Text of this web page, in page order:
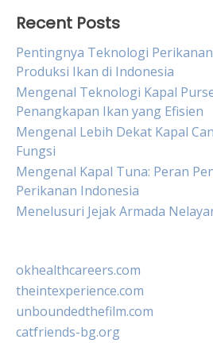
Recent Posts
Pentingnya Teknologi
Produksi Ikan di Indonesia
Mengenal Teknologi Kapal
Penangkapan Ikan yang Efisien
Mengenal Lebih Dekat Kapal
Fungsi
Mengenal Kapal Tuna: Peran
Perikanan Indonesia
Menelusuri Jejak Armada
okhealthcareers.com
theintexperience.com
unboundedthefilm.com
catfriends-bg.org